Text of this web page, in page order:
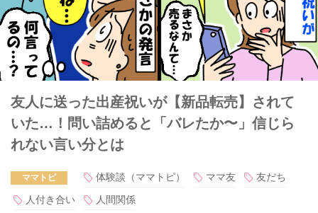
友人に送った出産祝いが【新品転売】されて
いた…！問い詰めると「バレたか〜」信じら
れない言い分とは
ママトピ 体験談（ママトピ） ママ友
友だち
人付き合い
人間関係